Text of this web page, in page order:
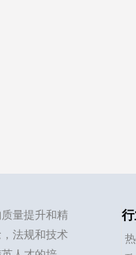
量提升和精
法规和技术